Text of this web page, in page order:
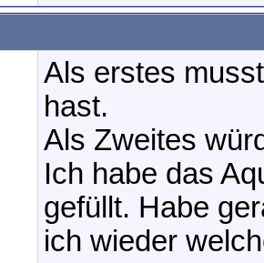
Als erstes
hast.
Als Zweites
Ich habe das
gefüllt. Habe
ich wieder